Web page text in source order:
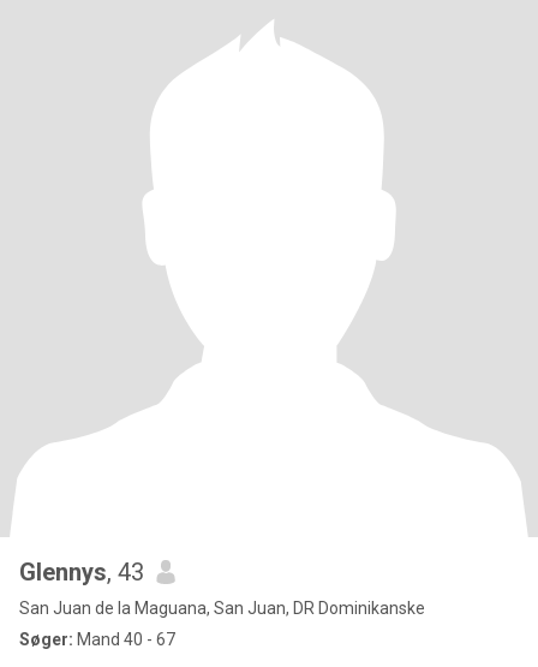
Glennys, 43
San Juan de la Maguana, San Juan, DR Dominikanske
Søger: Mand 40 - 67